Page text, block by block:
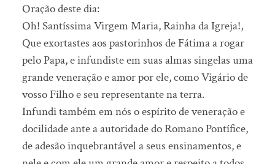
Oração deste dia:
Oh! Santíssima Virgem Maria, Rainha da Igreja!,
Que exortastes aos pastorinhos de Fátima a rogar
pelo Papa, e infundiste em suas almas singelas uma
grande veneração e amor por ele, como Vigário de
vosso Filho e seu representante na terra.
Infundi também em nós o espírito de veneração e
docilidade ante a autoridade do Romano Pontífice,
de adesão inquebrantável a seus ensinamentos, e